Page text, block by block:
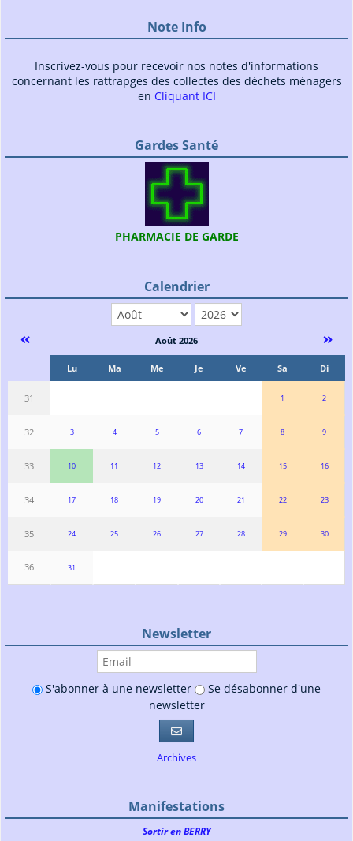
Note Info
Inscrivez-vous pour recevoir nos notes d'informations
concernant les rattrapges des collectes des déchets ménagers
en Cliquant ICI
Gardes Santé
PHARMACIE DE GARDE
Calendrier
mois année
Août 2026
Lu Ma Me Je Ve Sa Di
31 1 2
32 3 4 5 6 7 8 9
33 10 11 12 13 14 15 16
34 17 18 19 20 21 22 23
35 24 25 26 27 28 29 30
36 31
Newsletter
S'abonner à une newsletter
Se désabonner d'une
newsletter
S'abonner aux newsletters
Archives
Manifestations
Sortir en BERRY